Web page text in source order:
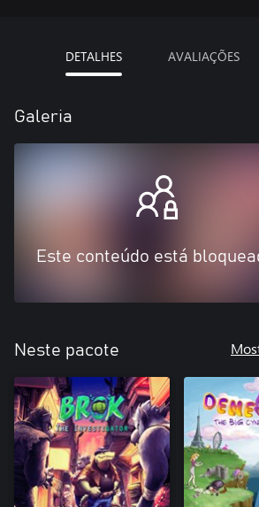
DETALHES AVALIAÇÕES
Galeria
Este conteúdo está
Neste pacote